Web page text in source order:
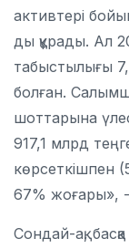
активтері
ды құрады. Ал
табыстылығы
болған.
шоттарына
917,1 млрд
көрсеткішпен
67% жоғары»,
Сондай-ақ,